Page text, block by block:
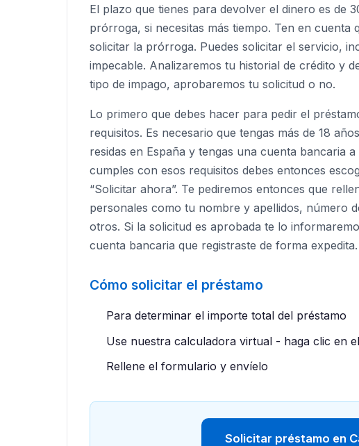
El plazo que tienes para devolver el dinero es de
prórroga, si necesitas más tiempo. Ten en cuenta
solicitar la prórroga. Puedes solicitar el servicio,
impecable. Analizaremos tu historial de crédito y
tipo de impago, aprobaremos tu solicitud o no.
Lo primero que debes hacer para pedir el
requisitos. Es necesario que tengas más de 18
residas en España y tengas una cuenta bancaria
cumples con esos requisitos debes entonces
“Solicitar ahora”. Te pediremos entonces que
personales como tu nombre y apellidos, número
otros. Si la solicitud es aprobada te lo
cuenta bancaria que registraste de forma expedita.
Cómo solicitar el préstamo
Para determinar el importe total del préstamo
Use nuestra calculadora virtual - haga clic en
Rellene el formulario y envíelo
Solicitar préstamo en